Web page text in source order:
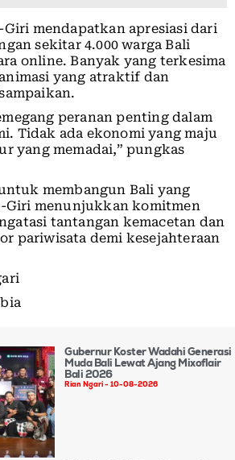
Giri mendapatkan apresiasi dari
sekitar 4.000 warga Bali
online. Banyak yang terkesima
yang atraktif dan
peranan penting dalam
Tidak ada ekonomi yang maju
yang memadai,” pungkas
membangun Bali yang
Giri menunjukkan komitmen
tantangan kemacetan dan
pariwisata demi kesejahteraan
Gubernur Koster Wadahi Generasi
Muda Bali Lewat Ajang Mixoflair
Bali 2026
Rian Ngari 10-08-2026